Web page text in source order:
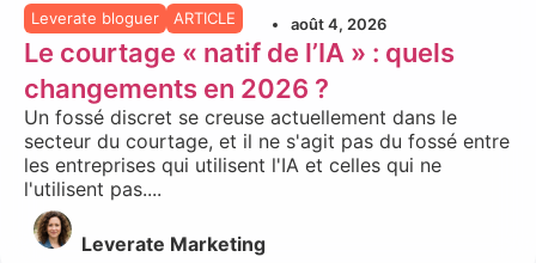
Leverate bloguer ARTICLE août 4, 2026
Le courtage « natif de l’IA » : quels
changements en 2026 ?
Un fossé discret se creuse actuellement dans le
secteur du courtage, et il ne s'agit pas du fossé entre
les entreprises qui utilisent l'IA et celles qui ne
l'utilisent pas....
Leverate Marketing